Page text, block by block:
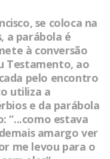
se coloca na
a parábola é
à conversão
Testamento, ao
pelo encontro
utiliza a
e da parábola
“...como estava
amargo ver
me levou para o